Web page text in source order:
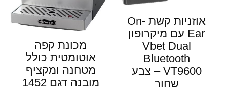
אוזניות קשת On-
Ear עם מיקרופון
Vbet Dual
Bluetooth
VT9600 – צבע
שחור
מכונת קפה
אוטומטית כולל
מטחנה ומקציף
מובנה דגם 1452